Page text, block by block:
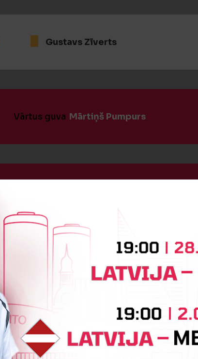
Gustavs Zīverts
Vārtus guva Mārtiņš Pumpurs
BEIDZIES PIRMAIS PUSLAIKS
OTRĀ PUSLAIKA SĀKUMS